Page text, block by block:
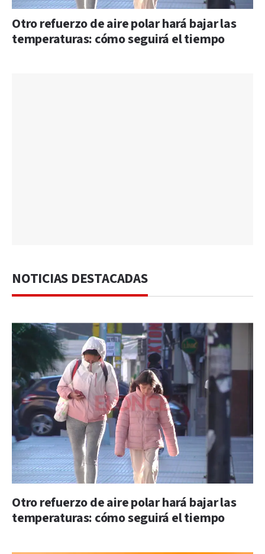
Otro refuerzo de aire polar hará bajar las
temperaturas: cómo seguirá el tiempo
NOTICIAS DESTACADAS
Otro refuerzo de aire polar hará bajar las
temperaturas: cómo seguirá el tiempo